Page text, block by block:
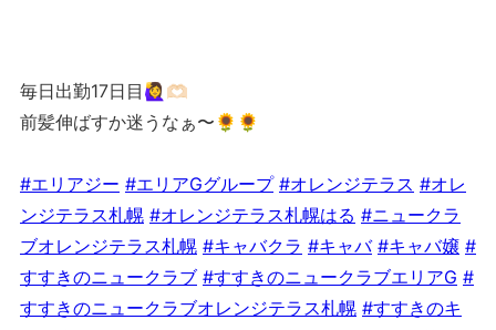
毎日出勤17日目🙋‍♀️🫶🏻
前髪伸ばすか迷うなぁ〜🌻🌻
#エリアジー #エリアGグループ #オレンジテラス #オレ
ンジテラス札幌 #オレンジテラス札幌はる #ニュークラ
ブオレンジテラス札幌 #キャバクラ #キャバ #キャバ嬢 #
すすきのニュークラブ #すすきのニュークラブエリアG #
すすきのニュークラブオレンジテラス札幌 #すすきのキ